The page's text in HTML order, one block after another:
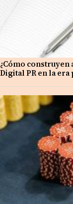
¿Cómo
Digital PR en la